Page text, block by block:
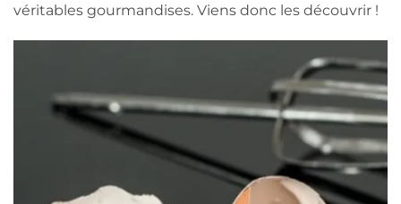
véritables gourmandises. Viens donc les découvrir !